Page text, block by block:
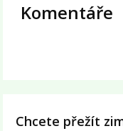
Komentáře
Chcete přežít